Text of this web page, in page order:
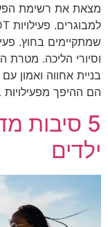
מצאת את רשימת
שמתקיימים בחוץ.
וסיורי הליכה. מטרת
בניית אחווה ואמון
הם ההיפך
5 סיבות
ילדים